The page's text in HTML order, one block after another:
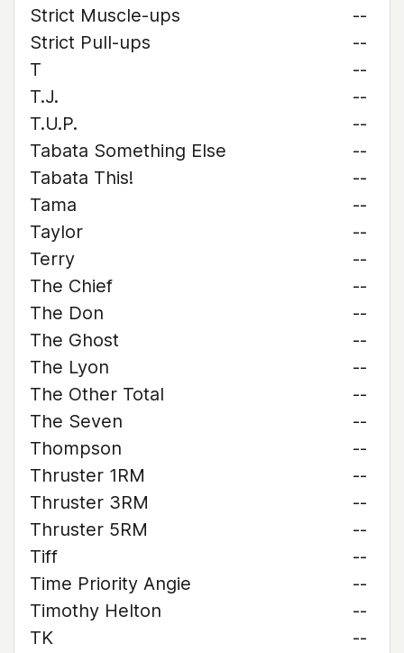
Strict Muscle-ups
--
Strict Pull-ups
--
T
--
T.J.
--
T.U.P.
--
Tabata Something Else
--
Tabata This!
--
Tama
--
Taylor
--
Terry
--
The Chief
--
The Don
--
The Ghost
--
The Lyon
--
The Other Total
--
The Seven
--
Thompson
--
Thruster 1RM
--
Thruster 3RM
--
Thruster 5RM
--
Tiff
--
Time Priority Angie
--
Timothy Helton
--
TK
--